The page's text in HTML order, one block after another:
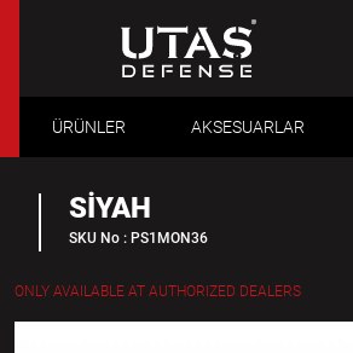
ÜRÜNLER AKSESUARLAR
SİYAH
SKU No : PS1MON36
ONLY AVAILABLE AT AUTHORIZED DEALERS